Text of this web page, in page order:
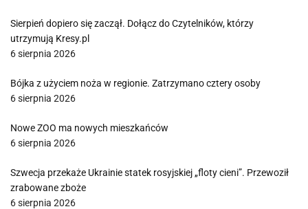
Sierpień dopiero się zaczął. Dołącz do Czytelników, którzy
utrzymują Kresy.pl
6 sierpnia 2026
Bójka z użyciem noża w regionie. Zatrzymano cztery osoby
6 sierpnia 2026
Nowe ZOO ma nowych mieszkańców
6 sierpnia 2026
Szwecja przekaże Ukrainie statek rosyjskiej „floty cieni”. Przewoził
zrabowane zboże
6 sierpnia 2026